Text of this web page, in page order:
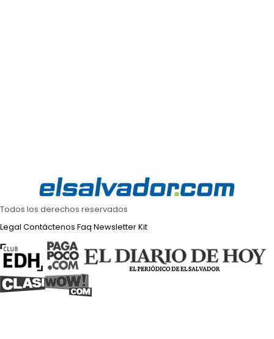
Todos los derechos reservados
Legal Contáctenos Faq NewsletterKit